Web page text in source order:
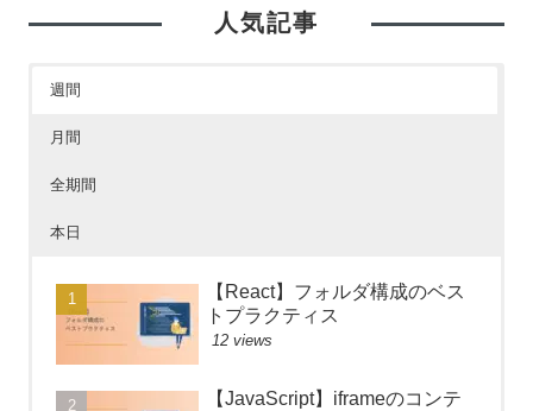
人気記事
週間
月間
全期間
本日
【React】フォルダ構成のベス
トプラクティス
12 views
【JavaScript】iframeのコンテ